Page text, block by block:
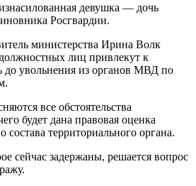
девушка — дочь
Росгвардии.
министерства Ирина Волк
лиц привлекут к
до увольнения из органов МВД по
все обстоятельства
будет дана правовая оценка
состава территориального органа.
сейчас задержаны, решается вопрос